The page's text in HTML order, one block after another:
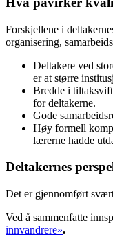
Forskjellene i
organisering,
Deltakere ved
er at større
Bredde i
for deltakerne.
Gode
Høy formell
lærerne hadde
Deltakernes
Det er gjennomført
Ved å sammenfatte
innvandrere».